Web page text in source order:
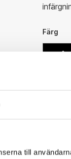
till
Färg
Blå
Antal